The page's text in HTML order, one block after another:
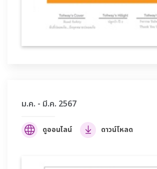
ม.ค. - มี.ค. 2567
ดูออนไลน์ ดาวน์โหลด